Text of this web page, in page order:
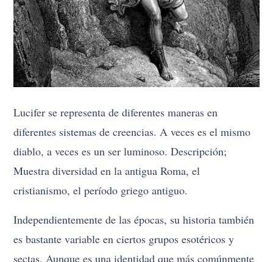
Lucifer se representa de diferentes maneras en
diferentes sistemas de creencias. A veces es el mismo
diablo, a veces es un ser luminoso. Descripción;
Muestra diversidad en la antigua Roma, el
cristianismo, el período griego antiguo.
Independientemente de las épocas, su historia también
es bastante variable en ciertos grupos esotéricos y
sectas. Aunque es una identidad que más comúnmente